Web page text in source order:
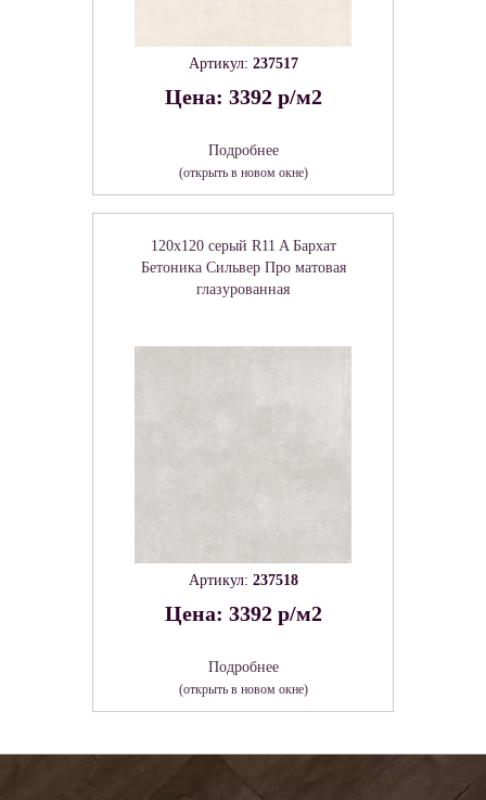
Артикул: 237517
Цена: 3392 р/м2
Подробнее
(открыть в новом окне)
120x120 серый R11 A Бархат
Бетоника Сильвер Про матовая
глазурованная
Артикул: 237518
Цена: 3392 р/м2
Подробнее
(открыть в новом окне)